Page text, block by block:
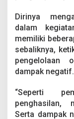
Dirinya
dalam
memiliki
sebaliknya,
pengelolaan
dampak negatif.
“Seperti
penghasilan,
Serta dampak